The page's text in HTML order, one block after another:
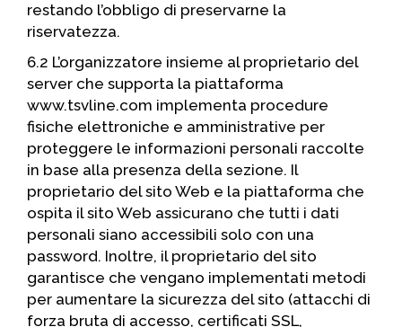
restando l’obbligo di preservarne la
riservatezza.
6.2 L’organizzatore insieme al proprietario del
server che supporta la piattaforma
www.tsvline.com implementa procedure
fisiche elettroniche e amministrative per
proteggere le informazioni personali raccolte
in base alla presenza della sezione. Il
proprietario del sito Web e la piattaforma che
ospita il sito Web assicurano che tutti i dati
personali siano accessibili solo con una
password. Inoltre, il proprietario del sito
garantisce che vengano implementati metodi
per aumentare la sicurezza del sito (attacchi di
forza bruta di accesso, certificati SSL,